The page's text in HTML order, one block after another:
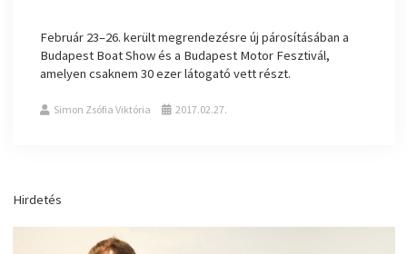
Február 23–26. került megrendezésre új párosításában a
Budapest Boat Show és a Budapest Motor Fesztivál,
amelyen csaknem 30 ezer látogató vett részt.
Simon Zsófia Viktória 2017.02.27.
Hirdetés